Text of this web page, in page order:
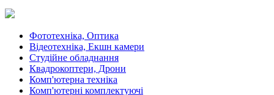
Фототехніка, Оптика
Відеотехніка, Екшн камери
Студійне обладнання
Квадрокоптери, Дрони
Комп'ютерна техніка
Комп'ютерні комплектуючі